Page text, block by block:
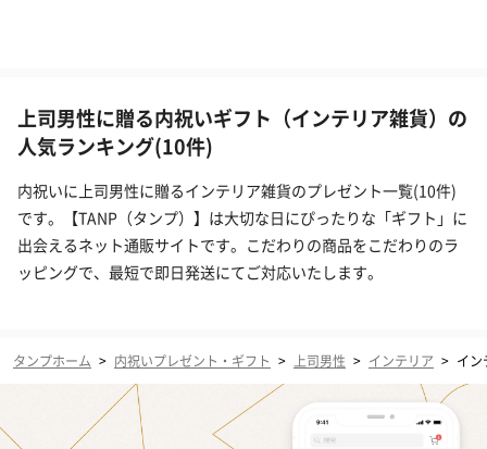
上司男性に贈る内祝いギフト（インテリア雑貨）の
人気ランキング(10件)
内祝いに上司男性に贈るインテリア雑貨のプレゼント一覧(10件)
です。【TANP（タンプ）】は大切な日にぴったりな「ギフト」に
出会えるネット通販サイトです。こだわりの商品をこだわりのラ
ッピングで、最短で即日発送にてご対応いたします。
タンプホーム > 内祝いプレゼント・ギフト > 上司男性 > インテリア > イン